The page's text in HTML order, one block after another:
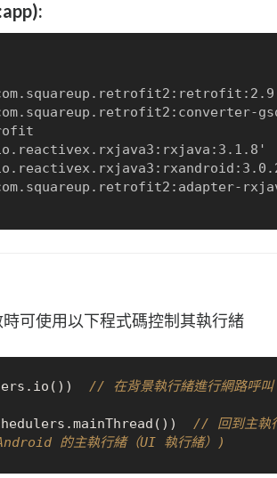
可使用以下程式碼控制其執行緒
// 在背景執行緒進行網路呼
// 回到主執
的主執行緒（UI 執行緒）)